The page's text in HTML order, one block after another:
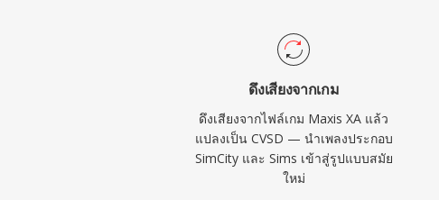
ดึงเสียงจากเกม
ดึงเสียงจากไฟล์เกม Maxis XA แล้ว
แปลงเป็น CVSD — นำเพลงประกอบ
SimCity และ Sims เข้าสู่รูปแบบสมัย
ใหม่